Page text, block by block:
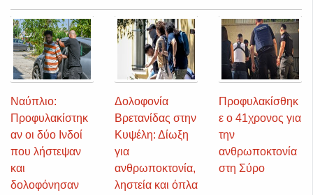
Ναύπλιο:
Προφυλακίστηκ
αν οι δύο Ινδοί
που λήστεψαν
και
δολοφόνησαν
Δολοφονία
Βρετανίδας στην
Κυψέλη: Δίωξη
για
ανθρωποκτονία,
ληστεία και όπλα
Προφυλακίσθηκ
ε ο 41χρονος για
την
ανθρωποκτονία
στη Σύρο